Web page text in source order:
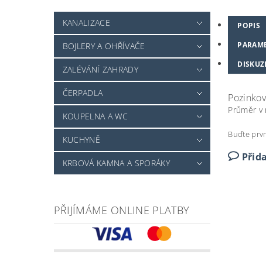
KANALIZACE
BOJLERY A OHŘÍVAČE
ZALÉVÁNÍ ZAHRADY
ČERPADLA
KOUPELNA A WC
KUCHYNĚ
KRBOVÁ KAMNA A SPORÁKY
PŘIJÍMÁME ONLINE PLATBY
POPIS
Průměr v
Buďte